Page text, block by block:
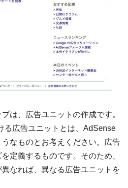
は、 広告ユニットの作成です。
る広告ユニットとは、AdSense
なものとお考えください。広告
定義するものです。そのため、
なれば、異なる広告ユニットを